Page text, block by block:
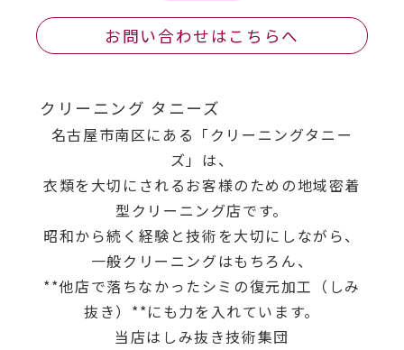
お問い合わせはこちらへ
クリーニング タニーズ
名古屋市南区にある「クリーニングタニー
ズ」は、
衣類を大切にされるお客様のための地域密着
型クリーニング店です。
昭和から続く経験と技術を大切にしながら、
一般クリーニングはもちろん、
**他店で落ちなかったシミの復元加工（しみ
抜き）**にも力を入れています。
当店はしみ抜き技術集団